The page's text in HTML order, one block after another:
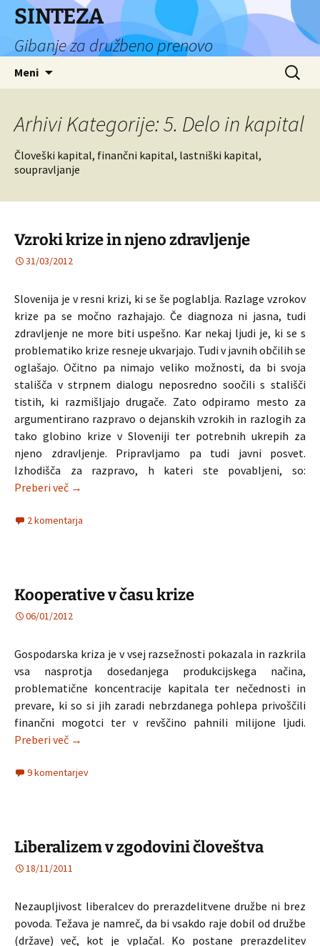
Preskoči
vsebino
SINTEZA
Gibanje za družbeno prenovo
Meni Išči:
Arhivi Kategorije: 5. Delo in kapital
Človeški kapital, finančni kapital, lastniški kapital,
soupravljanje
Vzroki krize in njeno zdravljenje
31/03/2012
Slovenija je v resni krizi, ki se še poglablja. Razlage vzrokov
krize pa se močno razhajajo. Če diagnoza ni jasna, tudi
zdravljenje ne more biti uspešno. Kar nekaj ljudi je, ki se s
problematiko krize resneje ukvarjajo. Tudi v javnih občilih se
oglašajo. Očitno pa nimajo veliko možnosti, da bi svoja
stališča v strpnem dialogu neposredno soočili s stališči
tistih, ki razmišljajo drugače. Zato odpiramo mesto za
argumentirano razpravo o dejanskih vzrokih in razlogih za
tako globino krize v Sloveniji ter potrebnih ukrepih za
njeno zdravljenje. Pripravljamo pa tudi javni posvet.
Izhodišča za razpravo, h kateri ste povabljeni, so:
Preberi več Vzroki krize in njeno zdravljenje
→
2 komentarja
Kooperative v času krize
06/01/2012
Gospodarska kriza je v vsej razsežnosti pokazala in razkrila
vsa nasprotja dosedanjega produkcijskega načina,
problematične koncentracije kapitala ter nečednosti in
prevare, ki so si jih zaradi nebrzdanega pohlepa privoščili
finančni mogotci ter v revščino pahnili milijone ljudi.
Preberi več Kooperative v času krize
→
9 komentarjev
Liberalizem v zgodovini človeštva
18/11/2011
Nezaupljivost liberalcev do prerazdelitvene družbe ni brez
povoda. Težava je namreč, da bi vsakdo raje dobil od družbe
(države) več, kot je vplačal. Ko postane prerazdelitev